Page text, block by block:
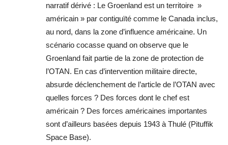
narratif dérivé : Le Groenland est un territoire »
américain » par contiguïté comme le Canada inclus,
au nord, dans la zone d’influence américaine. Un
scénario cocasse quand on observe que le
Groenland fait partie de la zone de protection de
l’OTAN. En cas d’intervention militaire directe,
absurde déclenchement de l’article de l’OTAN avec
quelles forces ? Des forces dont le chef est
américain ? Des forces américaines importantes
sont d’ailleurs basées depuis 1943 à Thulé (Pituffik
Space Base).